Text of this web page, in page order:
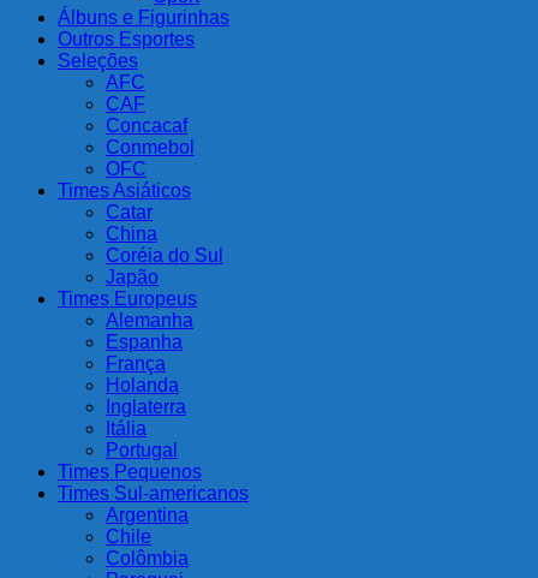
Álbuns e Figurinhas
Outros Esportes
Seleções
AFC
CAF
Concacaf
Conmebol
OFC
Times Asiáticos
Catar
China
Coréia do Sul
Japão
Times Europeus
Alemanha
Espanha
França
Holanda
Inglaterra
Itália
Portugal
Times Pequenos
Times Sul-americanos
Argentina
Chile
Colômbia